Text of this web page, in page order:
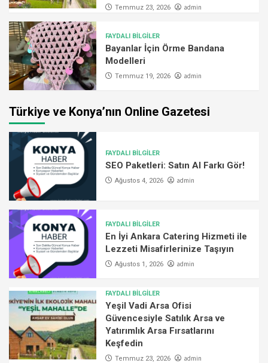
Temmuz 23, 2026 admin
FAYDALI BİLGİLER
Bayanlar İçin Örme Bandana
Modelleri
Temmuz 19, 2026 admin
Türkiye ve Konya’nın Online Gazetesi
FAYDALI BİLGİLER
SEO Paketleri: Satın Al Farkı Gör!
Ağustos 4, 2026 admin
FAYDALI BİLGİLER
En İyi Ankara Catering Hizmeti ile
Lezzeti Misafirlerinize Taşıyın
Ağustos 1, 2026 admin
FAYDALI BİLGİLER
Yeşil Vadi Arsa Ofisi
Güvencesiyle Satılık Arsa ve
Yatırımlık Arsa Fırsatlarını
Keşfedin
Temmuz 23, 2026 admin